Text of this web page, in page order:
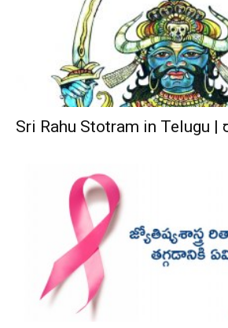
Sri Rahu Stotram in Telugu |